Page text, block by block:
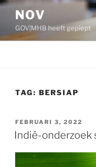
Ga
inhoud
NOV
GOV|MHB heeft gepiept
TAG: BERSIAP
GEPLAATST
OP
FEBRUARI 3, 2022
Indië-onderzoek